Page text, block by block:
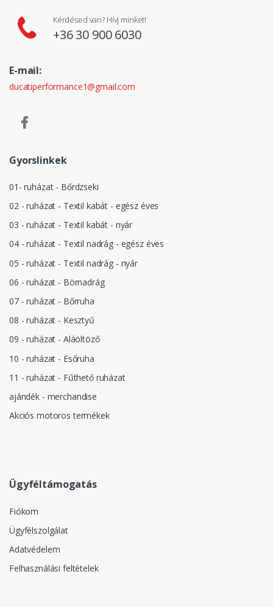
Kérdésed van? Hívj minket!
+36 30 900 6030
E-mail:
ducatiperformance1@gmail.com
Gyorslinkek
01- ruházat - Bőrdzseki
02 - ruházat - Textil kabát - egész éves
03 - ruházat - Textil kabát - nyár
04 - ruházat - Textil nadrág - egész éves
05 - ruházat - Textil nadrág - nyár
06 - ruházat - Börnadrág
07 - ruházat - Bőrruha
08 - ruházat - Kesztyű
09 - ruházat - Aláöltöző
10 - ruházat - Esőruha
11 - ruházat - Fűthető ruházat
ajándék - merchandise
Akciós motoros termékek
Ügyféltámogatás
Fiókom
Ügyfélszolgálat
Adatvédelem
Felhasználási feltételek